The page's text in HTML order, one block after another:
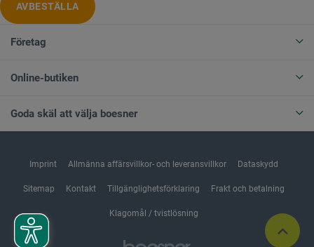
AVBESTÄLLA
Företag
Online-butiken
Goda skäl att välja boesner
Imprint Allmänna affärsvillkor- och leveransvillkor Dataskydd
Sitemap Kontakt Tillgänglighetsförklaring Frakt och betalning
Klagomål / tvistlösning